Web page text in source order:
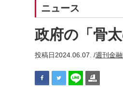
ニュース
政府の「骨
投稿日2024.06.07. /週刊金